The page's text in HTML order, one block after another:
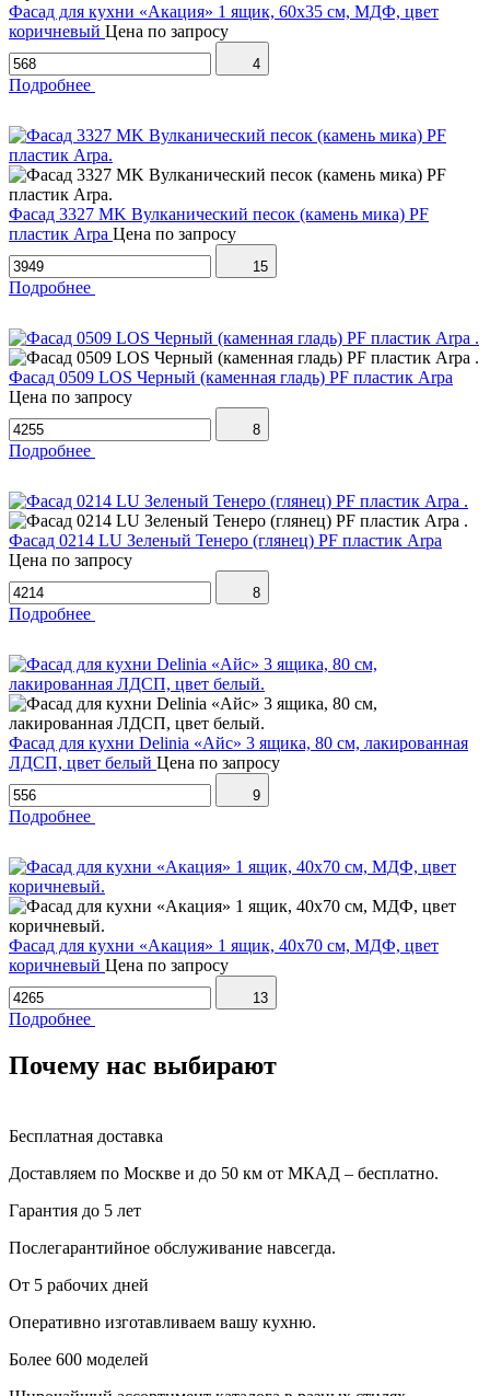
Фасад для кухни «Акация» 1 ящик, 60х35 см, МДФ, цвет
коричневый Цена по запросу
4
Подробнее
Фасад 3327 MK Вулканический песок (камень мика) PF
пластик Arpa Цена по запросу
15
Подробнее
Фасад 0509 LOS Черный (каменная гладь) PF пластик Arpa
Цена по запросу
8
Подробнее
Фасад 0214 LU Зеленый Тенеро (глянец) PF пластик Arpa
Цена по запросу
8
Подробнее
Фасад для кухни Delinia «Айс» 3 ящика, 80 см, лакированная
ЛДСП, цвет белый Цена по запросу
9
Подробнее
Фасад для кухни «Акация» 1 ящик, 40х70 см, МДФ, цвет
коричневый Цена по запросу
13
Подробнее
Почему нас выбирают
Бесплатная доставка
Доставляем по Москве и до 50 км от МКАД – бесплатно.
Гарантия до 5 лет
Послегарантийное обслуживание навсегда.
От 5 рабочих дней
Оперативно изготавливаем вашу кухню.
Более 600 моделей